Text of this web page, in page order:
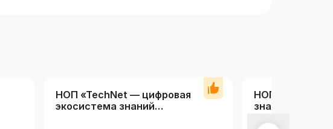
НОП «TechNet — цифровая
экосистема знаний
НОП
знаний